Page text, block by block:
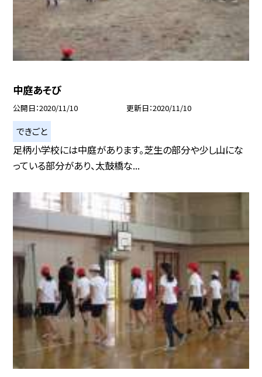
中庭あそび
公開日 2020/11/10 更新日 2020/11/10
できごと
足柄小学校には中庭があります。芝生の部分や少し山にな
っている部分があり、太鼓橋な...